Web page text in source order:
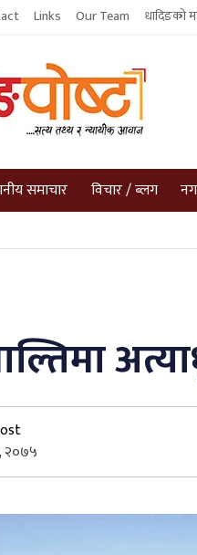
Links Our Team धादिङको
समाचार विचार / ब्लग
२०७५